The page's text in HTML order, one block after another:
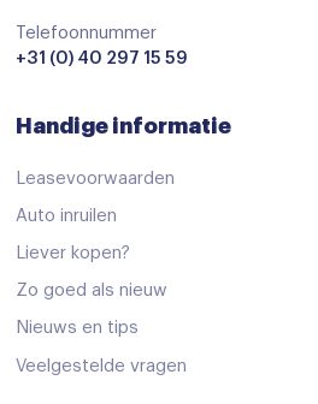
Alarm klasse 1(startblokkering)
Anti doorSlip Regeling
Anti doorSlip Regeling
Autonomous Emergency Braking
Brake Assist System
Dodehoek detector
Telefoonnummer
+31 (0) 40 297 15 59
Handige informatie
Leasevoorwaarden
Auto inruilen
Liever kopen?
Zo goed als nieuw
Nieuws en tips
Veelgestelde vragen